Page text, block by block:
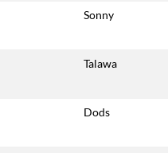
Sonny
Talawa
Dods